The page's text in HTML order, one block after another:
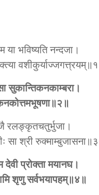
या भविष्यति नन्दजा।
सुकान्तिकनकाम्बरा।
रलङ्कृतचतुर्भुजा।
सा श्री
देवी प्रोक्ता मयानघ।
शृणु सर्वभयापहम्॥४॥